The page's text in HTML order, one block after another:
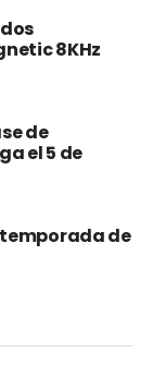
de este mes
de
Modo Libre
desafíos
8KHz
de
el 5 de
de